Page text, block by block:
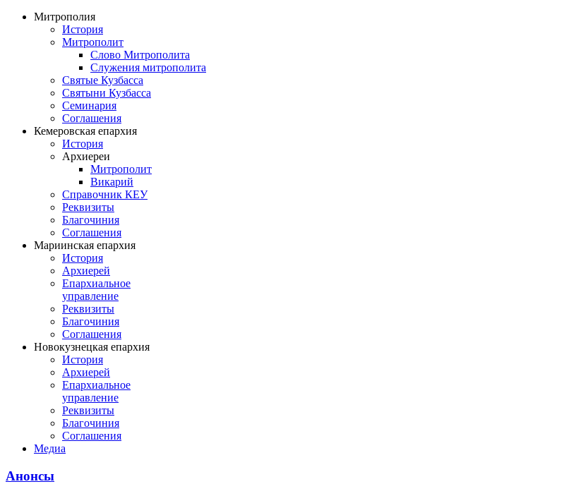
Митрополия
История
Митрополит
Слово Митрополита
Служения митрополита
Святые Кузбасса
Святыни Кузбасса
Семинария
Соглашения
Кемеровская епархия
История
Архиереи
Митрополит
Викарий
Справочник КЕУ
Реквизиты
Благочиния
Соглашения
Мариинская епархия
История
Архиерей
Епархиальное
управление
Реквизиты
Благочиния
Соглашения
Новокузнецкая епархия
История
Архиерей
Епархиальное
управление
Реквизиты
Благочиния
Соглашения
Медиа
Анонсы